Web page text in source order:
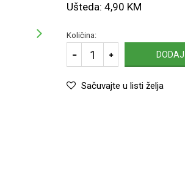
Ušteda: 4,90 KM
Količina:
Sačuvajte u listi želja